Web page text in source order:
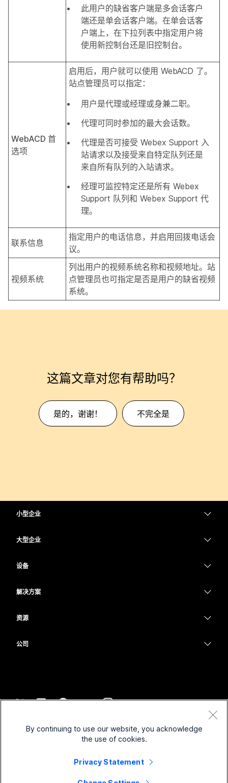
此用户的缺省客户端是多会话客户
端还是单会话客户端。在单会话客
户端上，在下拉列表中指定用户将
使用新控制台还是 旧控制台。
WebACD 首
选项
启用后，用户就可以使用 WebACD 了。
站点管理员可以指定：
用户是代理或经理或身兼二职。
代理可同时参加的最大会话数。
代理是否可接受 Webex Support 入
站请求以及接受来自特定队列还是
来自所有队列的入站请求。
经理可监控特定还是所有 Webex
Support 队列和 Webex Support 代
理。
联系信息
指定用户的电话信息，并启用 回拨电话会
议。
视频系统
列出用户的视频系统名称和视频地址。站
点管理员也可指定是否是用户的缺省视频
系统。
这篇文章对您有帮助吗？
是的，谢谢！ 不完全是
小型企业
大型企业
Contact Center
安全性
设备
配件
解决方案
非营利组织
混合式工作
资源
包容性
公司
联系销售
Webex 思想领导力
Webex 商店
职业
隐私权声明
By continuing to use our website, you acknowledge
the use of cookies.
Privacy Statement